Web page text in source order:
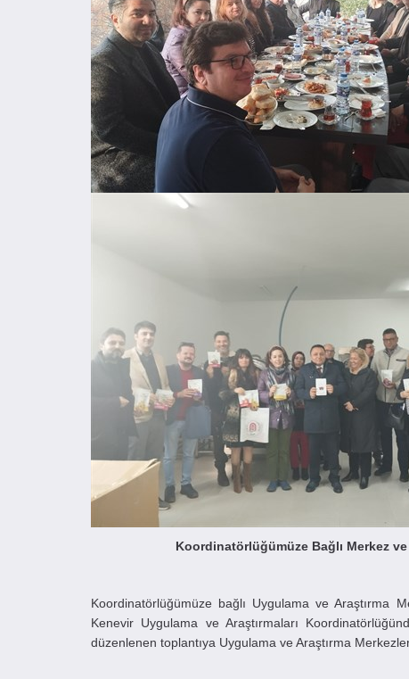
Koordinatörlüğümüze Bağlı Merkez
Koordinatörlüğümüze bağlı Uygulama ve Araştırma
Kenevir Uygulama ve Araştırmaları
düzenlenen toplantıya Uygulama ve Araştırma